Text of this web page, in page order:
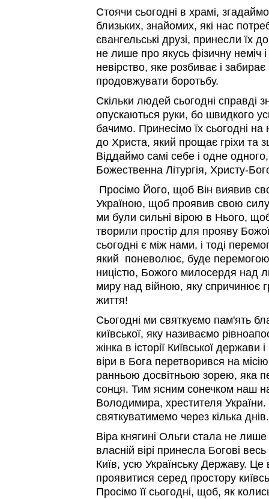
Стоячи сьогодні в храмі,
близьких, знайомих, які нас
євангельські друзі, принесли їх
не лише про якусь фізичну неміч і
невірство, яке розбиває і забирає
продовжувати боротьбу.
Скільки людей сьогодні справді
опускаються руки, бо швидкого
бачимо. Принесімо їх сьогодні
до Христа, який прощає гріхи та
Віддаймо самі себе і одне
Божественна Літургія, Христу-
Просімо Його, щоб Він виявив
Україною, щоб проявив свою
ми були сильні вірою в Нього,
творили простір для прояву
сьогодні є між нами, і тоді
який поневолює, буде
ницістю, Божого милосердя над
миру над війною, яку спричинює
життя!
Сьогодні ми святкуємо пам'ять
київської, яку називаємо
жінка в історії Київської
віри в Бога перетворився на
ранньою досвітньою зорею, яка
сонця. Тим ясним сонечком наш
Володимира, хрестителя
святкуватимемо через кілька днів.
Віра княгині Ольги стала не
власній вірі принесла Богові
Київ, усю Українську Державу.
проявитися серед простору
Просімо її сьогодні, щоб, як